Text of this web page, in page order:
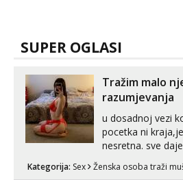
SUPER OGLASI
Tražim malo
razumjevanja
u dosadnoj vezi
pocetka ni
nesretna. sve
zadovoljiti moje
Kategorija: Sex Ženska osoba traži